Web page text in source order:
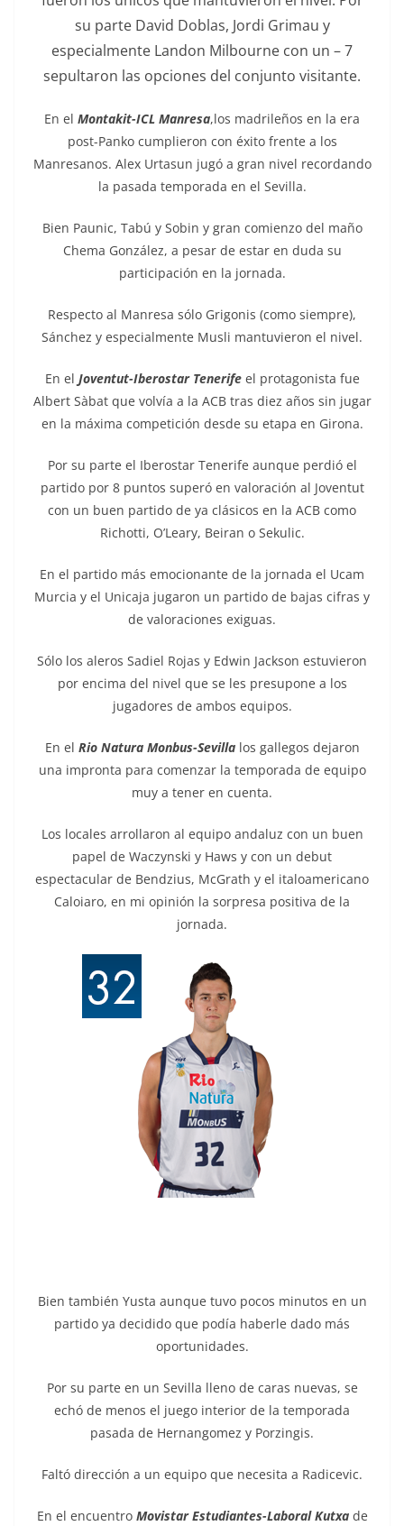
su parte David Doblas, Jordi Grimau y
especialmente Landon Milbourne con un – 7
sepultaron las opciones del conjunto visitante.
En el Montakit-ICL Manresa,los madrileños en la era
post-Panko cumplieron con éxito frente a los
Manresanos. Alex Urtasun jugó a gran nivel recordando
la pasada temporada en el Sevilla.
Bien Paunic, Tabú y Sobin y gran comienzo del maño
Chema González, a pesar de estar en duda su
participación en la jornada.
Respecto al Manresa sólo Grigonis (como siempre),
Sánchez y especialmente Musli mantuvieron el nivel.
En el Joventut-Iberostar Tenerifeel protagonista fue
Albert Sàbat que volvía a la ACB tras diez años sin jugar
en la máxima competición desde su etapa en Girona.
Por su parte el Iberostar Tenerife aunque perdió el
partido por 8 puntos superó en valoración al Joventut
con un buen partido de ya clásicos en la ACB como
Richotti, O’Leary, Beiran o Sekulic.
En el partido más emocionante de la jornada el Ucam
Murcia y el Unicaja jugaron un partido de bajas cifras y
de valoraciones exiguas.
Sólo los aleros Sadiel Rojas y Edwin Jackson estuvieron
por encima del nivel que se les presupone a los
jugadores de ambos equipos.
En el Rio Natura Monbus-Sevillalos gallegos dejaron
una impronta para comenzar la temporada de equipo
muy a tener en cuenta.
Los locales arrollaron al equipo andaluz con un buen
papel de Waczynski y Haws y con un debut
espectacular de Bendzius, McGrath y el italoamericano
Caloiaro, en mi opinión la sorpresa positiva de la
jornada.
Bien también Yusta aunque tuvo pocos minutos en un
partido ya decidido que podía haberle dado más
oportunidades.
Por su parte en un Sevilla lleno de caras nuevas, se
echó de menos el juego interior de la temporada
pasada de Hernangomez y Porzingis.
Faltó dirección a un equipo que necesita a Radicevic.
En el encuentro Movistar Estudiantes-Laboral Kutxade